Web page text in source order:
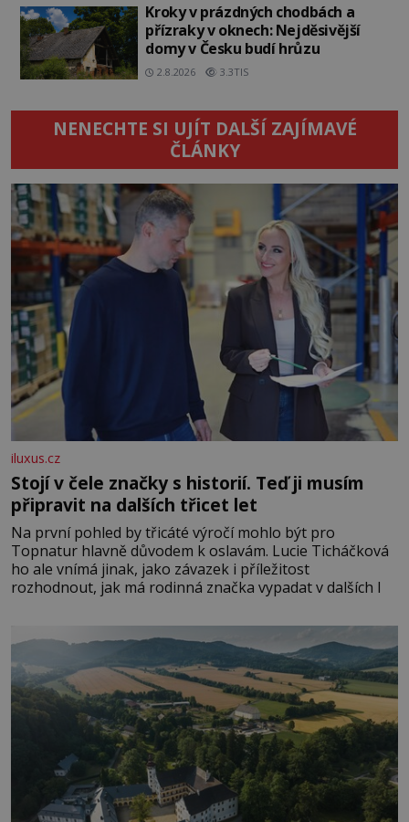
Kroky v prázdných chodbách a
přízraky v oknech: Nejděsivější
domy v Česku budí hrůzu
2.8.2026 3.3TIS
NENECHTE SI UJÍT DALŠÍ ZAJÍMAVÉ
ČLÁNKY
iluxus.cz
Stojí v čele značky s historií. Teď ji musím
připravit na dalších třicet let
Na první pohled by třicáté výročí mohlo být pro
Topnatur hlavně důvodem k oslavám. Lucie Ticháčková
ho ale vnímá jinak, jako závazek i příležitost
rozhodnout, jak má rodinná značka vypadat v dalších l